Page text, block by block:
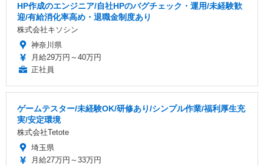
HP作成のエンジニア/自社HPのバグチェック・運用/未経験歓
迎/有給消化率高め・退職金制度あり
株式会社キソシン
神奈川県
月給29万円～40万円
正社員
ゲームテスター/未経験OK/研修あり/シンプル作業/福利厚生充
実/安定環境
株式会社Tetote
埼玉県
月給27万円～33万円